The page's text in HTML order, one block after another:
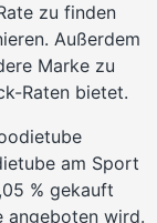
zu finden
Außerdem
Marke zu
Raten bietet.
am Sport
% gekauft
angeboten wird.